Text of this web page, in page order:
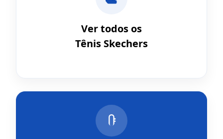
Ver todos os
Tênis Skechers